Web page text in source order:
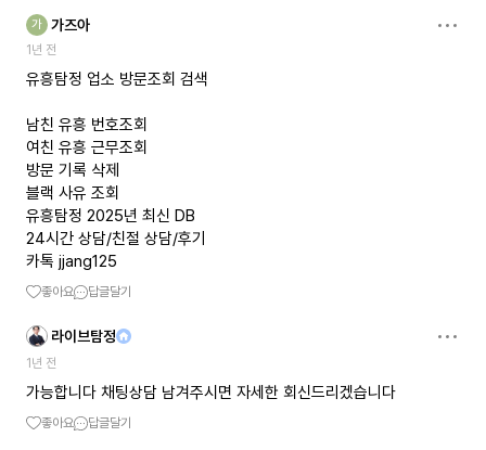
가 가즈아
1년 전
유흥탐정 업소 방문조회 검색
남친 유흥 번호조회
여친 유흥 근무조회
방문 기록 삭제
블랙 사유 조회
유흥탐정 2025년 최신 DB
24시간 상담/친절 상담/후기
카톡 jjang125
좋아요 답글달기
라이브탐정
1년 전
가능합니다 채팅상담 남겨주시면 자세한 회신드리겠습니다
좋아요 답글달기